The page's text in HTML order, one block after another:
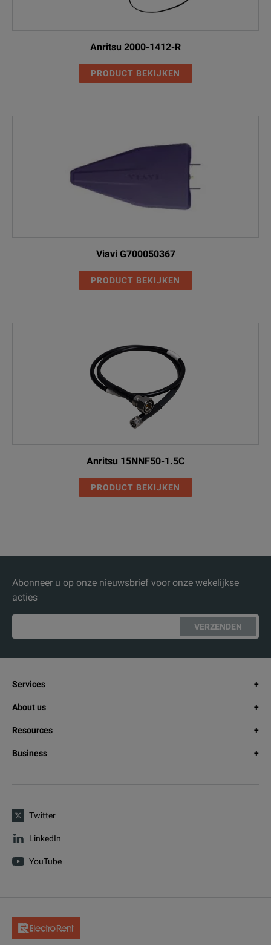
Anritsu 2000-1412-R
PRODUCT BEKIJKEN
Viavi G700050367
PRODUCT BEKIJKEN
Anritsu 15NNF50-1.5C
PRODUCT BEKIJKEN
Abonneer u op onze nieuwsbrief voor onze wekelijkse
acties
VERZENDEN
Services
About us
Resources
Business
Twitter
LinkedIn
YouTube